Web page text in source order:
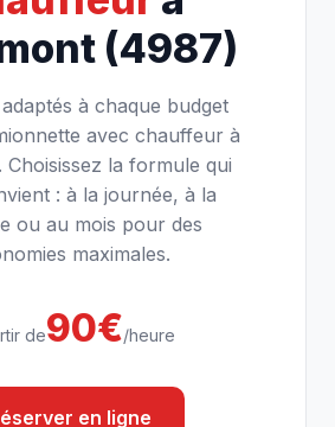
(4987)
à chaque budget
avec chauffeur à
Choisissez la formule qui
: à la journée, à la
ou au mois pour des
maximales.
de90€/heure
en ligne